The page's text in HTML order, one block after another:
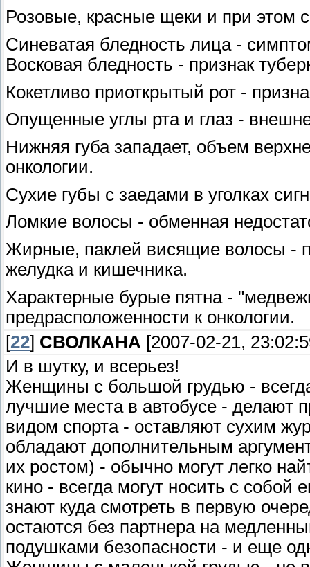
Розовые, красные щеки и при этом
Синеватая бледность лица -
Восковая бледность - признак
Кокетливо приоткрытый рот -
Опущенные углы рта и глаз -
Нижняя губа западает, объем
онкологии.
Сухие губы с заедами в уголках
Ломкие волосы - обменная
Жирные, паклей висящие волосы -
желудка и кишечника.
Характерные бурые пятна -
предрасположенности к онкологии.
[22] СВОЛКАНА [2007-02-21,
И в шутку, и всерьез!
Женщины с большой грудью -
лучшие места в автобусе - делают
видом спорта - оставляют сухим
обладают дополнительным
их ростом) - обычно могут легко
кино - всегда могут носить с
знают куда смотреть в первую
остаются без партнера на
подушками безопасности - и еще